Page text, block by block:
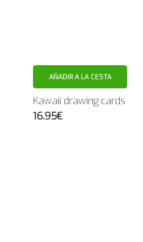
AÑADIR A LA CESTA
Kawaii drawing cards
16.95€